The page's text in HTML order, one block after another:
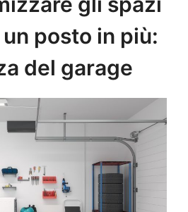
posto in più:
del garage